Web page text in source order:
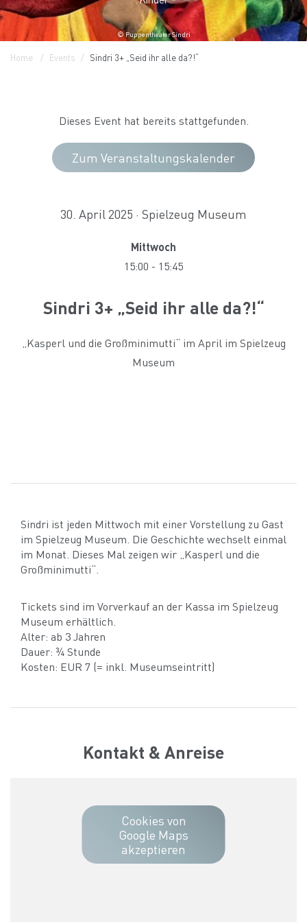
© Puppentheater Sindri
Home Events Sindri 3+ „Seid ihr alle da?!“
Dieses Event hat bereits stattgefunden.
Zum Veranstaltungskalender
30. April 2025 · Spielzeug Museum
Mittwoch
15:00 - 15:45
Sindri 3+ „Seid ihr alle da?!“
„Kasperl und die Großminimutti“ im April im Spielzeug
Museum
Sindri ist jeden Mittwoch mit einer Vorstellung zu Gast
im Spielzeug Museum. Die Geschichte wechselt einmal
im Monat. Dieses Mal zeigen wir „Kasperl und die
Großminimutti“.
Tickets sind im Vorverkauf an der Kassa im Spielzeug
Museum erhältlich.
Alter: ab 3 Jahren
Dauer: ¾ Stunde
Kosten: EUR 7 (= inkl. Museumseintritt)
Kontakt & Anreise
Cookies von
Google Maps
akzeptieren